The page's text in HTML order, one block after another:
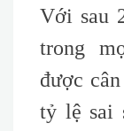
Với sau
trong
được
tỷ lệ sai